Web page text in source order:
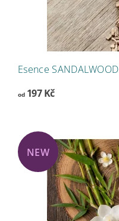
Esence SANDALWOOD
od197 Kč
NEW